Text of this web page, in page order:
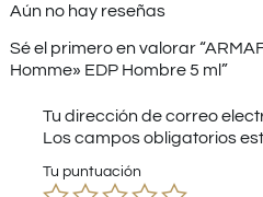
Aún no hay reseñas
Sé el primero en valorar
Homme» EDP Hombre 5 ml”
Tu dirección de correo
Los campos obligatorios
Tu puntuación